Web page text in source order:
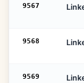
9567
9568
9569